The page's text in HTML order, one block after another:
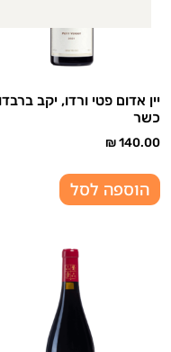
יין אדום פטי ורדו, יקב ברבדו |
כשר
₪140.00
הוספה לסל